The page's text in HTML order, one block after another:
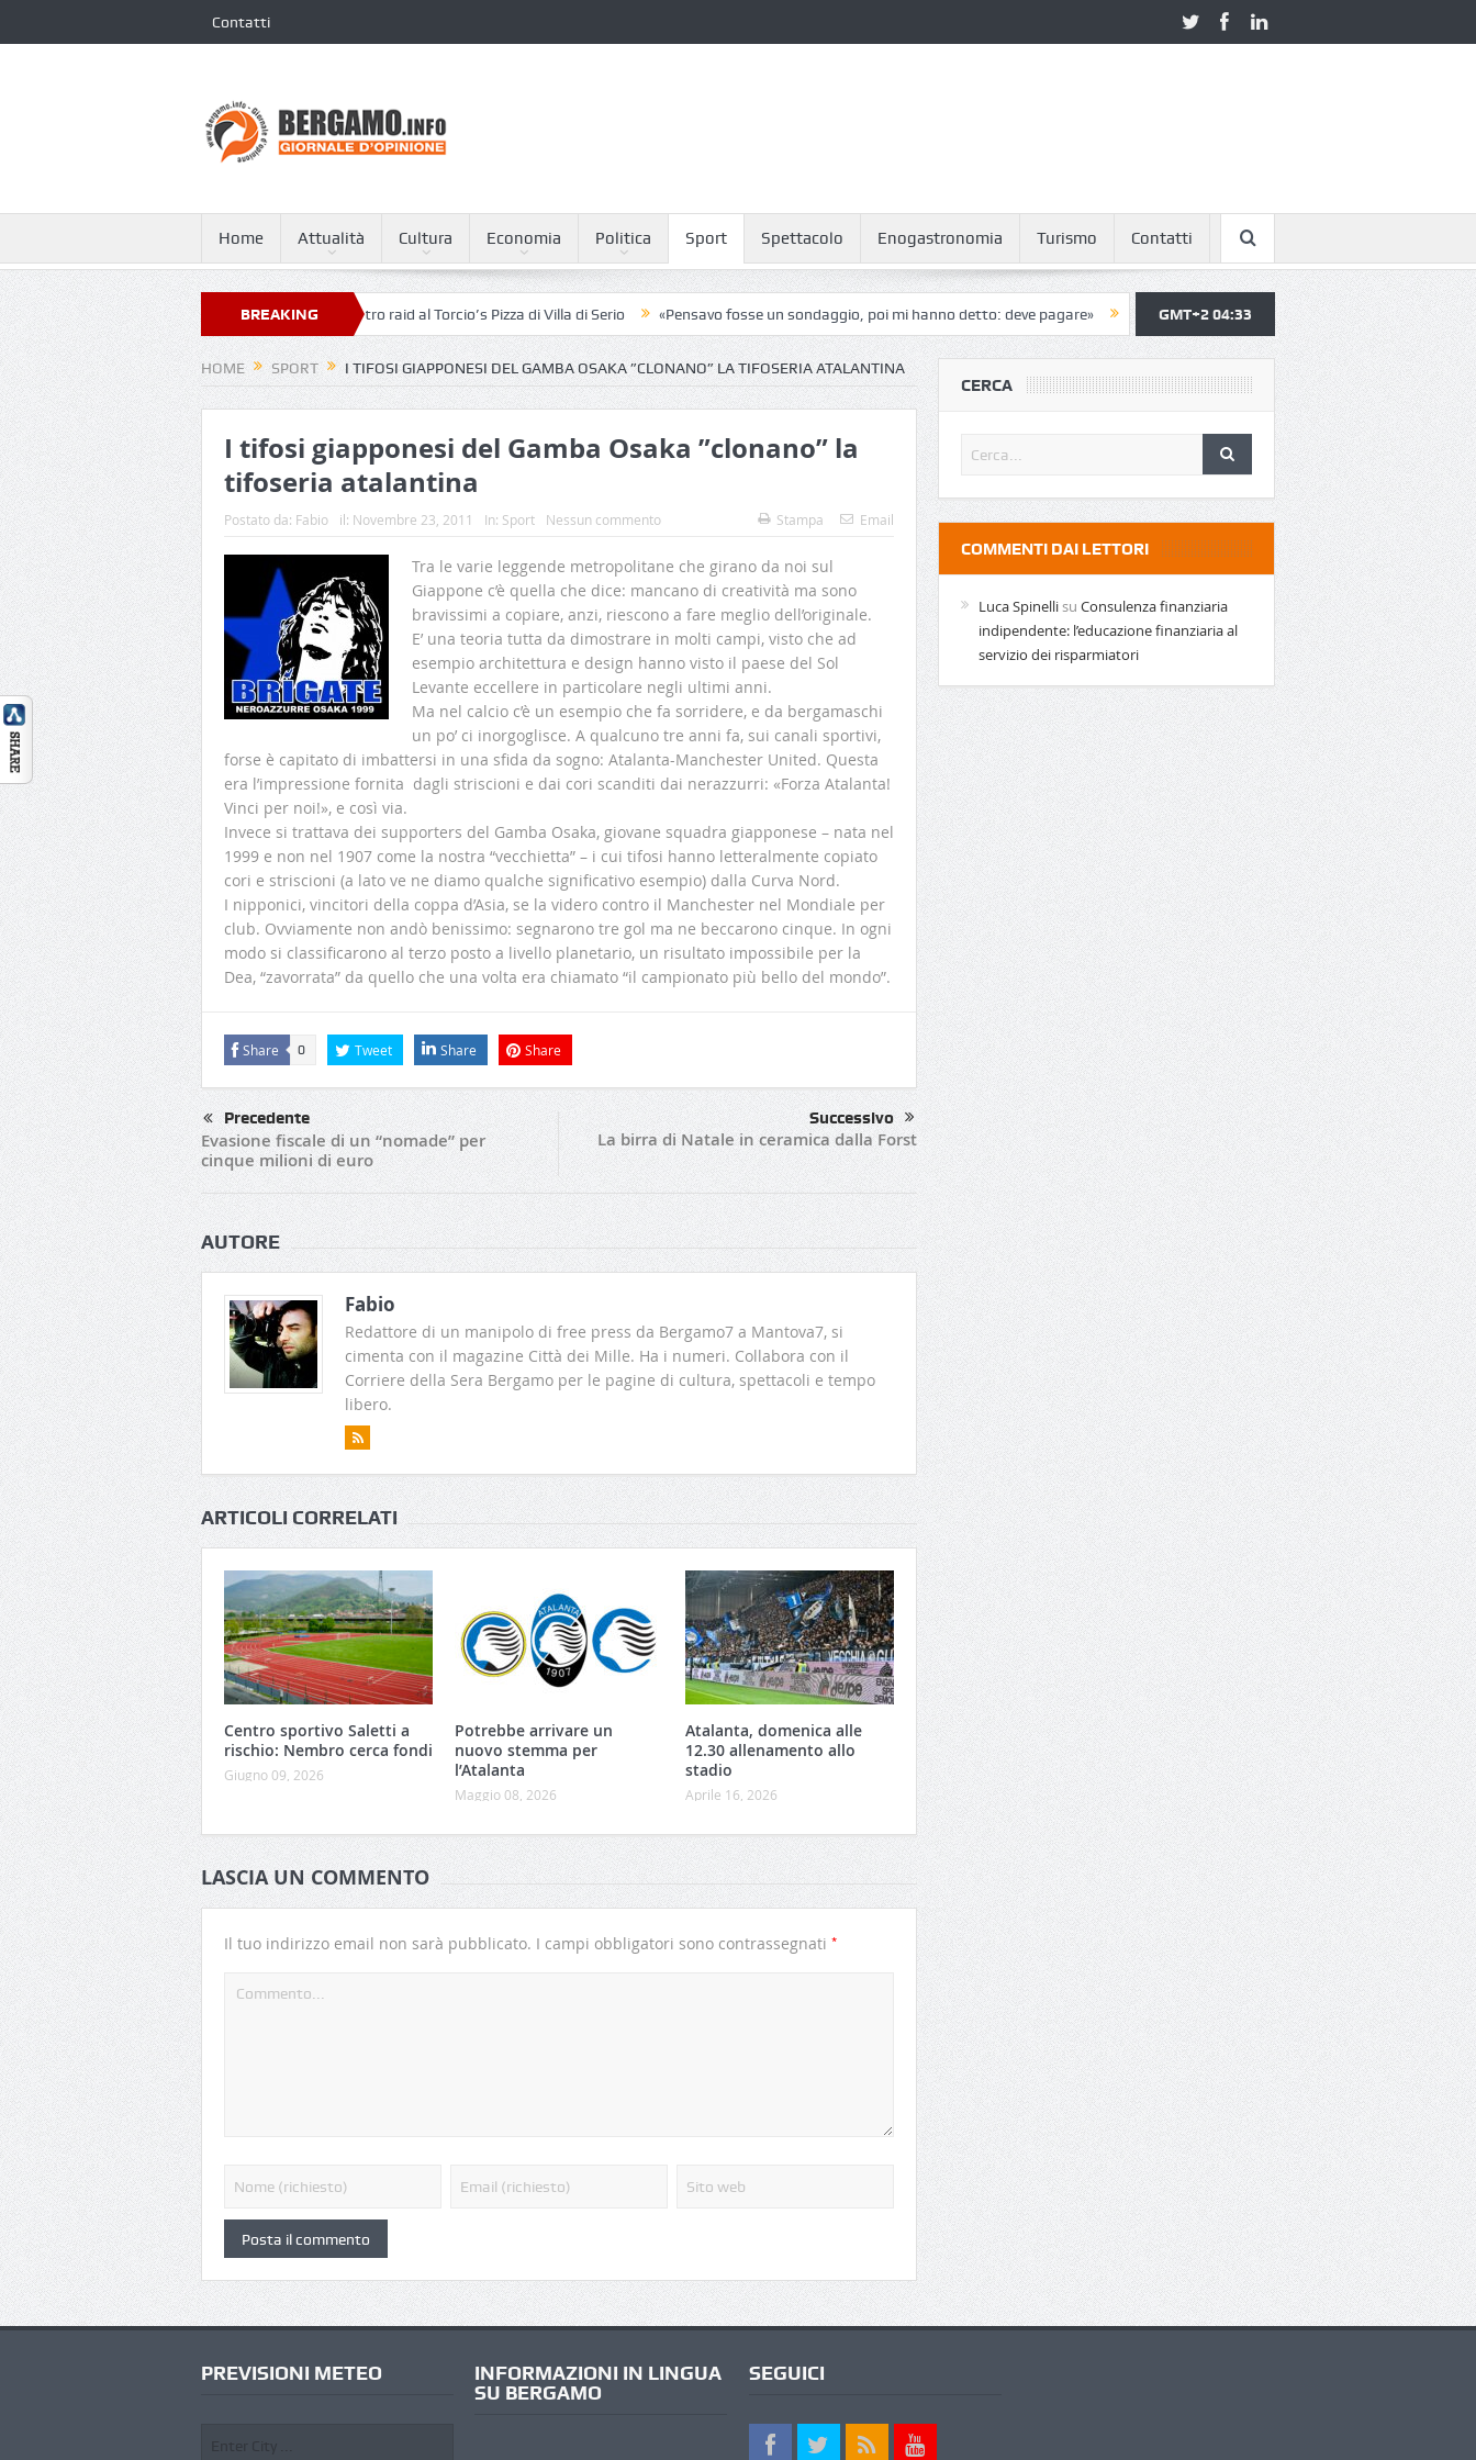
Contatti
Home Attualità Cultura Economia Politica Sport Spettacolo Enogastronomia Turismo Contatti
BREAKING
NEWS
trasforma il tempo dell’attesa Altro raid al Torcio’s Pizza di Villa di Serio «Pensavo fosse un sondaggio, poi mi hanno detto: deve pagare» A ChorusLife il congresso annuale dei Testimoni di Geova
GMT+2 04:33
HOME SPORT I TIFOSI GIAPPONESI DEL GAMBA OSAKA ”CLONANO” LA TIFOSERIA ATALANTINA
I tifosi giapponesi del Gamba Osaka ”clonano” la
tifoseria atalantina
Postato da: Fabio il: Novembre 23, 2011 In: Sport Nessun commento Stampa Email
Tra le varie leggende metropolitane che girano da noi sul
Giappone c’è quella che dice: mancano di creatività ma sono
bravissimi a copiare, anzi, riescono a fare meglio dell’originale.
E’ una teoria tutta da dimostrare in molti campi, visto che ad
esempio architettura e design hanno visto il paese del Sol
Levante eccellere in particolare negli ultimi anni.
Ma nel calcio c’è un esempio che fa sorridere, e da bergamaschi
un po’ ci inorgoglisce. A qualcuno tre anni fa, sui canali sportivi,
forse è capitato di imbattersi in una sfida da sogno: Atalanta-Manchester United. Questa
era l’impressione fornita dagli striscioni e dai cori scanditi dai nerazzurri: «Forza Atalanta!
Vinci per noi!», e così via.
Invece si trattava dei supporters del Gamba Osaka, giovane squadra giapponese – nata nel
1999 e non nel 1907 come la nostra “vecchietta” – i cui tifosi hanno letteralmente copiato
cori e striscioni (a lato ve ne diamo qualche significativo esempio) dalla Curva Nord.
I nipponici, vincitori della coppa d’Asia, se la videro contro il Manchester nel Mondiale per
club. Ovviamente non andò benissimo: segnarono tre gol ma ne beccarono cinque. In ogni
modo si classificarono al terzo posto a livello planetario, un risultato impossibile per la
Dea, “zavorrata” da quello che una volta era chiamato “il campionato più bello del mondo”.
Share 0 Tweet Share Share
Precedente
Evasione fiscale di un “nomade” per
cinque milioni di euro
Successivo
La birra di Natale in ceramica dalla Forst
AUTORE
Fabio
Redattore di un manipolo di free press da Bergamo7 a Mantova7, si
cimenta con il magazine Città dei Mille. Ha i numeri. Collabora con il
Corriere della Sera Bergamo per le pagine di cultura, spettacoli e tempo
libero.
ARTICOLI CORRELATI
Centro sportivo Saletti a
rischio: Nembro cerca fondi
Giugno 09, 2026
Potrebbe arrivare un
nuovo stemma per
l’Atalanta
Maggio 08, 2026
Atalanta, domenica alle
12.30 allenamento allo
stadio
Aprile 16, 2026
LASCIA UN COMMENTO
Il tuo indirizzo email non sarà pubblicato. I campi obbligatori sono contrassegnati *
CERCA
COMMENTI DAI LETTORI
Luca Spinellisu Consulenza finanziaria
indipendente: l’educazione finanziaria al
servizio dei risparmiatori
PREVISIONI METEO
INFORMAZIONI IN LINGUA
SU BERGAMO
SEGUICI